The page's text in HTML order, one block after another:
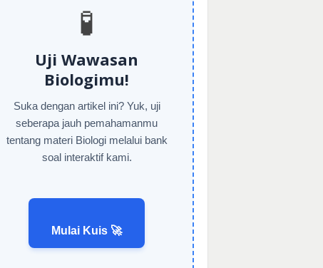
🧪
Uji Wawasan
Biologimu!
Suka dengan artikel ini? Yuk, uji
seberapa jauh pemahamanmu
tentang materi Biologi melalui bank
soal interaktif kami.
Mulai Kuis 🚀